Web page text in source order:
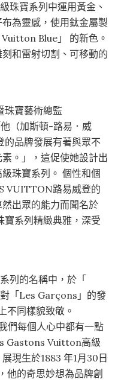
珠寶系列中運用黃金、
為靈感，使用鈦金屬製
Blue」 的新色。
和雷射切割、可移動的
寶藝術總監
（加斯頓-路易．威
品牌發展有著與眾不
。」，這促使她設計出
珠寶系列。 個性和個
VUITTON路易威登的
出眾的能力而聞名於
系列精緻典雅，深受
列的名稱中，於「
「Les Garçons」的發
不同樣貌致敬。
每個人心中都有一點
Gastons Vuitton高級
現生於1883 年1月30日
他的奇思妙想為品牌創